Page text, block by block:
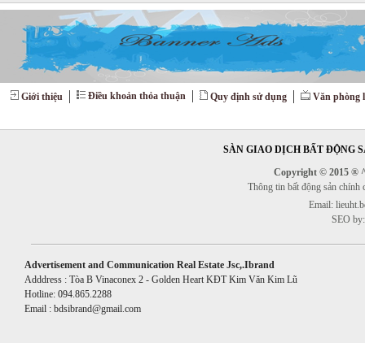
Giới thiệu Điều khoản thỏa thuận Quy định sử dụng Văn phòng
SÀN GIAO DỊCH BẤT ĐỘNG
Copyright © 2015 ®
Thông tin bất động sản
Email:
SEO
Advertisement and Communication Real Estate Jsc,.Ibrand
Adddress : Tòa B Vinaconex 2 - Golden Heart KĐT Kim Văn Kim Lũ
Hotline: 094.865.2288
Email : bdsibrand@gmail.com